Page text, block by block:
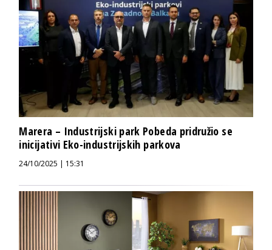
Marera – Industrijski park Pobeda pridružio se
inicijativi Eko-industrijskih parkova
24/10/2025 | 15:31